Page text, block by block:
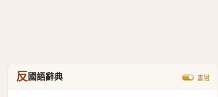
反國語辭典 書證